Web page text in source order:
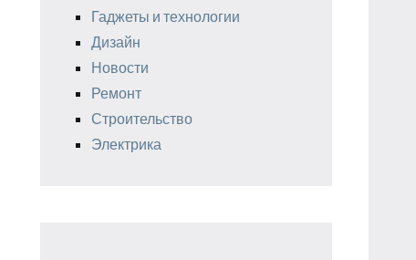
Гаджеты и технологии
Дизайн
Новости
Ремонт
Строительство
Электрика